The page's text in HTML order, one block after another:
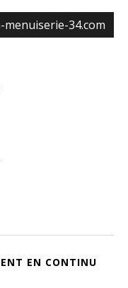
34.com
EN CONTINU